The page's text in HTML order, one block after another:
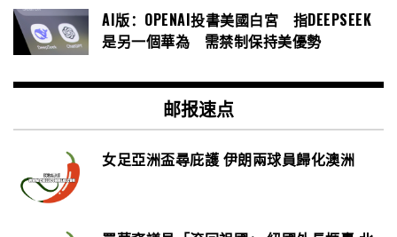
AI版：OPENAI投書美國白宮 指DEEPSEEK
是另一個華為 需禁制保持美優勢
邮报速点
女足亞洲盃尋庇護 伊朗兩球員歸化澳洲